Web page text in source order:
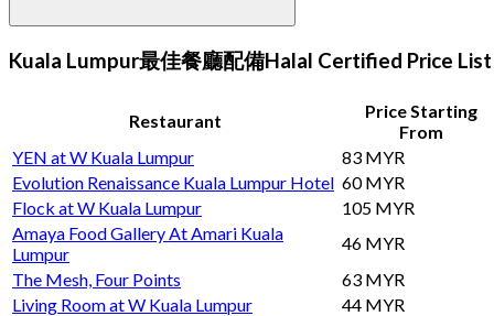
Kuala Lumpur最佳餐廳配備Halal Certified Price List
Restaurant
Price Starting
From
YEN at W Kuala Lumpur
83 MYR
Evolution Renaissance Kuala Lumpur Hotel 60 MYR
Flock at W Kuala Lumpur
105 MYR
Amaya Food Gallery At Amari Kuala
Lumpur
46 MYR
The Mesh, Four Points
63 MYR
Living Room at W Kuala Lumpur
44 MYR